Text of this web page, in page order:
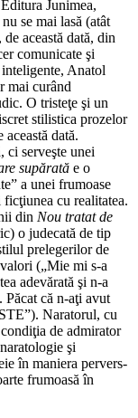
Junimea,
se mai lasă (atât
această dată, din
comunicate şi
Anatol
mai curând
O tristeţe şi un
stilistica prozelor
dată.
ci serveşte unei
supărată e o
a unei frumoase
cu realitatea.
din Nou tratat de
o judecată de tip
prelegerilor de
(„Mie mi s-a
adevărată şi n-a
Păcat că n-aţi avut
Naratorul, cu
de admirator
şi
în maniera pervers-
frumoasă în